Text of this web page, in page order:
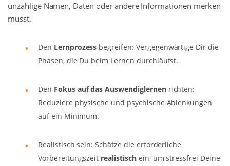
unzählige Namen, Daten oder andere Informationen merken
musst.
Den Lernprozess begreifen: Vergegenwärtige Dir die
Phasen, die Du beim Lernen durchläufst.
Den Fokus auf das Auswendiglernenrichten:
Reduziere physische und psychische Ablenkungen
auf ein Minimum.
Realistisch sein: Schätze die erforderliche
Vorbereitungszeit realistischein, um stressfrei Deine